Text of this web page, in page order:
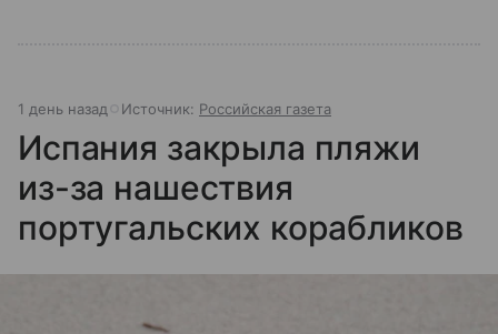
1 день назад Источник: Российская газета
Испания закрыла пляжи
из-за нашествия
португальских корабликов